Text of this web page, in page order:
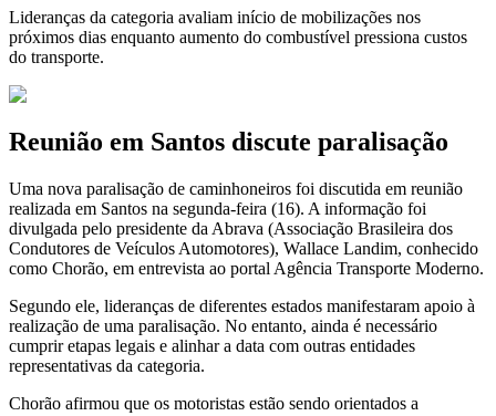
Lideranças da categoria avaliam início de mobilizações nos
próximos dias enquanto aumento do combustível pressiona custos
do transporte.
Reunião em Santos discute paralisação
Uma nova paralisação de caminhoneiros foi discutida em reunião
realizada em Santos na segunda-feira (16). A informação foi
divulgada pelo presidente da Abrava (Associação Brasileira dos
Condutores de Veículos Automotores), Wallace Landim, conhecido
como Chorão, em entrevista ao portal Agência Transporte Moderno.
Segundo ele, lideranças de diferentes estados manifestaram apoio à
realização de uma paralisação. No entanto, ainda é necessário
cumprir etapas legais e alinhar a data com outras entidades
representativas da categoria.
Chorão afirmou que os motoristas estão sendo orientados a